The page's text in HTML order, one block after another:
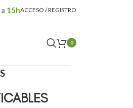
15hACCESO / REGISTRO
0